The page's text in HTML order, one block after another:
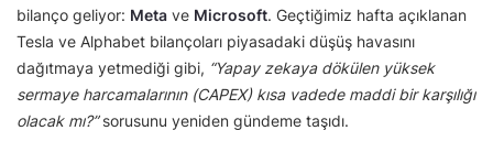
bilanço geliyor: Meta ve Microsoft. Geçtiğimiz hafta açıklanan
Tesla ve Alphabet bilançoları piyasadaki düşüş havasını
dağıtmaya yetmediği gibi, “Yapay zekaya dökülen yüksek
sermaye harcamalarının (CAPEX) kısa vadede maddi bir karşılığı
olacak mı?”sorusunu yeniden gündeme taşıdı.